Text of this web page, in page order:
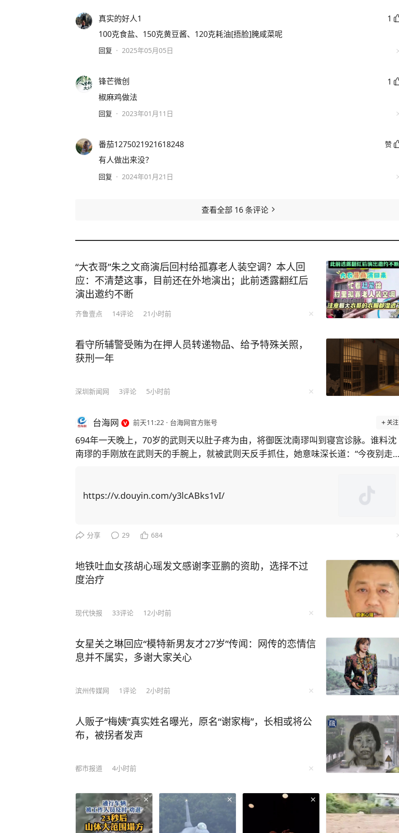
真实的好人1
1
100克食盐、150克黄豆酱、120克耗油[捂脸]腌咸菜呢
回复 · 2025年05月05日
锋芒微创
1
椒麻鸡做法
回复 · 2023年01月11日
番茄1275021921618248 赞
有人做出来没？
回复 · 2024年01月21日
查看全部 16条评论
“大衣哥”朱之文商演后回村给孤寡老人装空调？本人回
应：不清楚这事，目前还在外地演出；此前透露翻红后
演出邀约不断
齐鲁壹点 14评论 21小时前
看守所辅警受贿为在押人员转递物品、给予特殊关照，
获刑一年
深圳新闻网 3评论 5小时前
台海网 前天11:22 · 台海网官方账号 关注
694年一天晚上，70岁的武则天以肚子疼为由，将御医沈南璆叫到寝宫诊脉。谁料沈
南璆的手刚放在武则天的手腕上，就被武则天反手抓住，她意味深长道：“今夜别走
《历史不忍细看》一书，从细节上入手，以独辟蹊径的视角，收集了大量被人遗忘、
中疼痛难耐，急招御医沈南璆诊脉。把完脉后沈南璆说：“陛下乃欠缺阳气所致。”随
道：“陛下请慢用。”说罢便要退下，却忽见武则天上下打量自己，目光灼灼，不禁心
中一紧。 他四十出头的年纪，面白无须，五官端正，气质温润儒雅，一身青色官袍浆
洗得干干净净，透着一股子书卷气。“爱卿且留步，你先替朕尝尝如何？”武则天忽然
果，于是赶忙推辞。“你敢抗旨吗？”武则天眉头一皱，语气立刻严厉起来。 沈南璆心
直冲丹田，面红耳赤，浑身燥热难耐。沈南璆强撑着不让自己御前失态，跪求道：“微
臣失礼，还请陛下恕罪，准臣退下。” 谁料到这时武则天突然反手抓住了他的手腕，
语气深沉：“今夜，就留下陪朕吧。”这句话说得云淡风轻，可沈南璆知道，没有人可
以抗议皇帝的任何要求。 他张了张嘴，想说点什么，却发现喉咙干涩得发不出声音。
殿内的烛火跳了跳，将两人的影子投在墙上，一个端坐如松，一个匍匐如犬，形成了
手背，指腹轻轻摩挲着，仿佛在抚摸一件值得把玩的物件。沈南璆跪在那里，感受着
手背上那只手的温度和力度，心里只有一个念头——今夜，他怕是走不出这座寝宫
等待宠幸，其中有一位备受关注的人物便是薛怀义。 这时候，武则天的“旧爱”薛怀义
但武则天却对他没了兴趣。 为了引起武则天的注意，薛怀义决定干一件惊天动地的大
事，他竟然一把火把明堂给烧了。对武则天而言，明堂是她受命于天的标志，明堂顶
上一凤压九龙的造型，更是她身份的写照。 武则天听闻此事，勃然大怒。烧掉明堂
https://v.douyin.com/y3lcABks1vI/
分享 29 684
地铁吐血女孩胡心瑶发文感谢李亚鹏的资助，选择不过
度治疗
现代快报 33评论 12小时前
女星关之琳回应“模特新男友才27岁”传闻：网传的恋情信
息并不属实，多谢大家关心
滨州传媒网 1评论 2小时前
人贩子“梅姨”真实姓名曝光，原名“谢家梅”，长相或将公
布，被拐者发声
都市报道 4小时前